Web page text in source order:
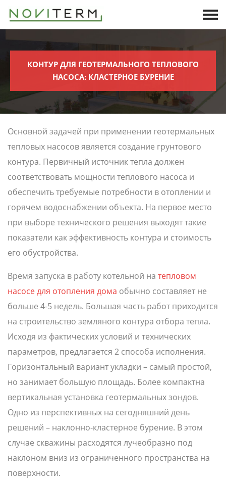
КОНТУР ДЛЯ ГЕОТЕРМАЛЬНОГО ТЕПЛОВОГО
НАСОСА: КЛАСТЕРНОЕ БУРЕНИЕ
Основной задачей при применении геотермальных
тепловых насосов является создание грунтового
контура. Первичный источник тепла должен
соответствовать мощности теплового насоса и
обеспечить требуемые потребности в отоплении и
горячем водоснабжении объекта. На первое место
при выборе технического решения выходят такие
показатели как эффективность контура и стоимость
его обустройства.
Время запуска в работу котельной на тепловом
насосе для отопления дома обычно составляет не
больше 4-5 недель. Большая часть работ приходится
на строительство земляного контура отбора тепла.
Исходя из фактических условий и технических
параметров, предлагается 2 способа исполнения.
Горизонтальный вариант укладки – самый простой,
но занимает большую площадь. Более компактна
вертикальная установка геотермальных зондов.
Одно из перспективных на сегодняшний день
решений – наклонно-кластерное бурение. В этом
случае скважины расходятся лучеобразно под
наклоном вниз из ограниченного пространства на
поверхности.